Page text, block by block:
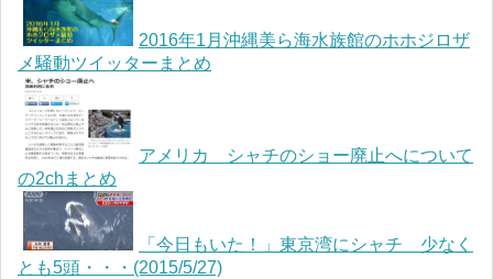
2016年1月沖縄美ら海水族館のホホジロザ
メ騒動ツイッターまとめ
アメリカ シャチのショー廃止へについて
の2chまとめ
「今日もいた！」東京湾にシャチ 少なく
とも5頭・・・(2015/5/27)